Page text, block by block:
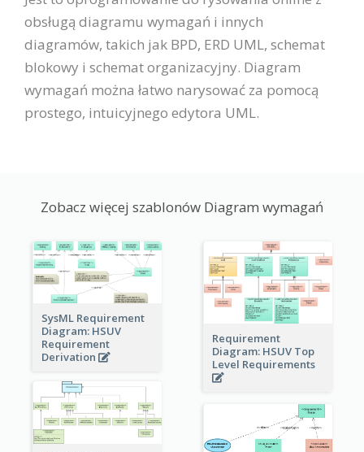
obsługą diagramu wymagań i innych
diagramów, takich jak BPD, ERD UML, schemat
blokowy i schemat organizacyjny. Diagram
wymagań można łatwo narysować za pomocą
prostego, intuicyjnego edytora UML.
Zobacz więcej szablonów Diagram wymagań
SysML Requirement
Diagram: HSUV
Requirement
Derivation
Requirement
Diagram: HSUV Top
Level Requirements